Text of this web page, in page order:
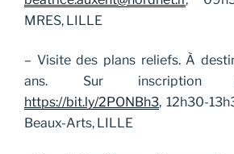
MRES, LILLE
– Visite des plans reliefs. À
ans. Sur inscription
https://bit.ly/2PONBh3, 12h30-
Beaux-Arts, LILLE